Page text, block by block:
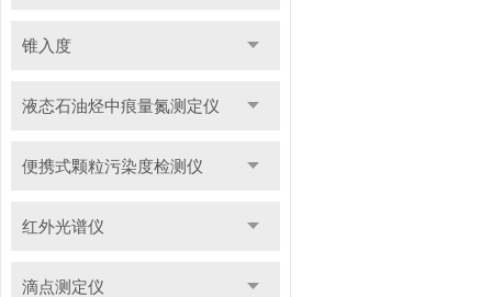
锥入度
液态石油烃中痕量氮测定仪
便携式颗粒污染度检测仪
红外光谱仪
滴点测定仪